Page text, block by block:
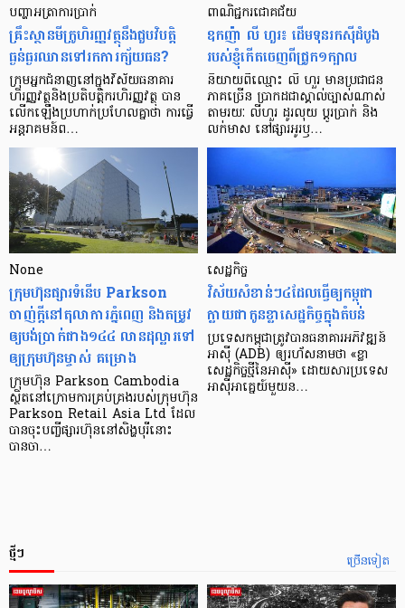
បញ្ហា​អត្រា​ការប្រាក់
គ្រឹះស្ថាន​មីក្រូ​ហិរញ្ញវត្ថុ​នឹង​ជួប​វិបត្តិ​
ធ្ងន់ធ្ងរ​ឈាន​ទៅ​រក​ការ​ក្ស័យធន?
ក្រុម​អ្នក​ជំនាញ​នៅ​ក្នុង​វិស័យ​ធនាគារ
ហិរញ្ញវត្ថុ​និង​ប្រតិបត្តិករ​ហិរញ្ញ​វត្ថុ បាន​​
លើក​ឡើង​ប្រហាក់​ប្រហែល​គ្នា​ថា ការ​ធ្វើ​
អន្តរាគមន៍​ព…
ពាណិជ្ជករជោគជ័យ
ឧកញ៉ា លី ហួរ៖ ដើមទុនរកស៊ីដំបូង
របស់ខ្ញុំកើតចេញពីជ្រូក១ក្បាល
និយាយ​ពី​ឈ្មោះ លី ហួរ មាន​ប្រជាជន​
ភាគ​ច្រើន ប្រាកដ​ជា​ស្គាល់​ច្បាស់​ណាស់
តាមរយៈ លីហួរ ដូរ​លុយ ប្តូរ​បា្រក់ និង​
លក់​មាស នៅ​ផ្សារ​អូរ​ឫ…
None
ក្រុមហ៊ុនផ្សារទំនើប Parkson
ចាញ់ក្ដីនៅតុលាការភ្នំពេញ និងតម្រូវ
ឲ្យបង់ប្រាក់ជាង១៤៤ លានដុល្លារទៅ
ឲ្យក្រុមហ៊ុនម្ចាស់ គម្រោង
ក្រុមហ៊ុន Parkson Cambodia
ស្ថិតនៅក្រោមការគ្រប់គ្រងរបស់ក្រុមហ៊ុន
Parkson Retail Asia Ltd ដែល
បានចុះបញ្ចីផ្សារហ៊ុននៅសិង្ហបុរីនោះ
បានចា…
សេដ្ឋកិច្ច​
វិស័យ​សំខាន់ៗ​៤​ដែល​ធ្វើ​ឲ្យ​កម្ពុជា​
ក្លាយ​ជា​កូន​ខ្លា​សេដ្ឋកិច្ច​ក្នុង​តំបន់
ប្រទេស​កម្ពុជា​ត្រូវ​បាន​ធនាគារ​អភិវឌ្ឍន៍​
អាស៊ី (ADB) ឲ្យ​រហ័ស​នាមថា «ខ្លា​
សេដ្ឋកិច្ច​ថ្មី​នៃ​អាស៊ី» ដោយសារ​ប្រទេស​
អាស៊ី​អាគ្នេយ៍​មួយ​ន…
ច្រើនទៀត
ថ្មីៗ